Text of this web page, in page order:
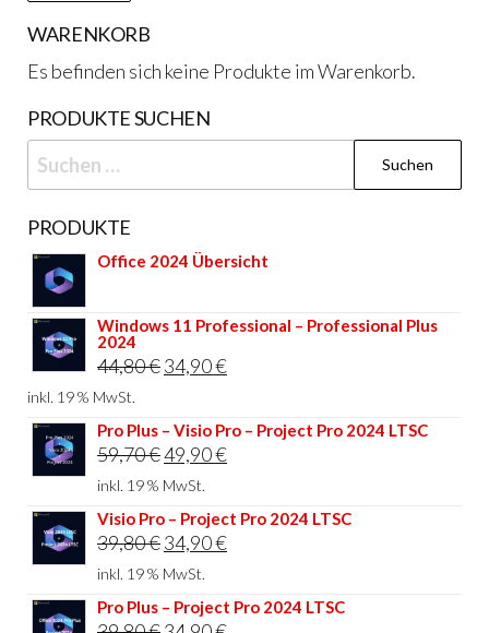
WARENKORB
Es befinden sich keine Produkte im Warenkorb.
PRODUKTE SUCHEN
Suchen
nach:
PRODUKTE
Office 2024 Übersicht
Windows 11 Professional – Professional Plus
2024
44,80€Ursprünglicher
war:
44,80 €
34,90€Aktueller
ist:
34,90 €.
inkl. 19 % MwSt.
Pro Plus – Visio Pro – Project Pro 2024 LTSC
59,70€Ursprünglicher
Preis
war:
59,70 €
49,90€Aktueller
ist:
49,90 €.
inkl. 19 % MwSt.
Visio Pro – Project Pro 2024 LTSC
39,80€Ursprünglicher
Preis
war:
34,90€Aktueller
ist:
inkl. 19 % MwSt.
Pro Plus – Project Pro 2024 LTSC